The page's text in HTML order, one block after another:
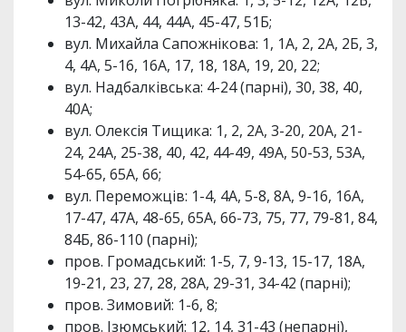
13-42, 43А, 44, 44А, 45-47, 51Б;
вул. Михайла Сапожнікова: 1, 1А, 2, 2А, 2Б, 3,
4, 4А, 5-16, 16А, 17, 18, 18А, 19, 20, 22;
вул. Надбалківська: 4-24 (парні), 30, 38, 40,
40А;
вул. Олексія Тищика: 1, 2, 2А, 3-20, 20А, 21-
24, 24А, 25-38, 40, 42, 44-49, 49А, 50-53, 53А,
54-65, 65А, 66;
вул. Переможців: 1-4, 4А, 5-8, 8А, 9-16, 16А,
17-47, 47А, 48-65, 65А, 66-73, 75, 77, 79-81, 84,
84Б, 86-110 (парні);
пров. Громадський: 1-5, 7, 9-13, 15-17, 18А,
19-21, 23, 27, 28, 28А, 29-31, 34-42 (парні);
пров. Зимовий: 1-6, 8;
пров. Ізюмський: 12, 14, 31-43 (непарні),